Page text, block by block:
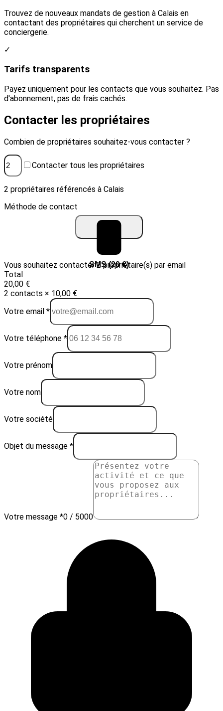
Trouvez de nouveaux mandats de gestion à Calais en
contactant des propriétaires qui cherchent un service de
conciergerie.
✓
Tarifs transparents
Payez uniquement pour les contacts que vous souhaitez. Pas
d'abonnement, pas de frais cachés.
Contacter les propriétaires
Combien de propriétaires souhaitez-vous contacter ?
Contacter tous les propriétaires
2 propriétaires référencés à Calais
Méthode de contact
Email (10 €) SMS (20 €)
Vous souhaitez contacter 2 propriétaire(s) par email
Total
20,00 €
2 contacts × 10,00 €
Votre email *
Votre téléphone *
Votre prénom
Votre nom
Votre société
Objet du message *
Votre message *0 / 5000